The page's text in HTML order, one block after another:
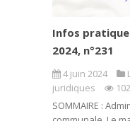
Infos
2024, n°231
4 juin 2024
juridiques
SOMMAIRE :